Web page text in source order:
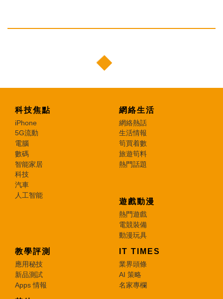
科技焦點
iPhone
5G流動
電腦
數碼
智能家居
科技
汽車
人工智能
網絡生活
網絡熱話
生活情報
筍買着數
旅遊筍料
熱門話題
遊戲動漫
熱門遊戲
電競裝備
動漫玩具
教學評測
應用秘技
新品測試
Apps 情報
IT TIMES
業界頭條
AI 策略
名家專欄